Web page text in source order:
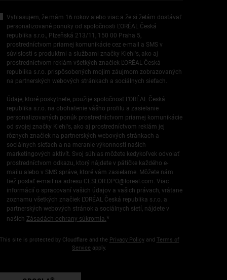
Vyhlasujem, že mám 16 rokov alebo viac a že si želám dostávať
personalizované ponuky od spoločnosti L’ORÉAL Česká
republika s.r.o., Plzeňská 213/11, 150 00 Praha 5,
prostredníctvom priamej komunikácie cez e-mail a SMS v
súvislosti s produktmi a službami značky Kiehl's, ako aj
prostredníctvom reklám všetkých značiek L’ORÉAL Česká
republika s.r.o. prispôsobených mojim záujmom zobrazovaných
na partnerských webových stránkach a sociálnych sieťach.
Údaje, ktoré poskytnete, použije spoločnosť L’ORÉAL Česká
republika s.r.o. na obohatenie vášho profilu a zasielanie
personalizovaných ponúk prostredníctvom priamej komunikácie
od svojej značky Kiehl's, ako aj prostredníctvom reklám jej
rôznych značiek na partnerských webových stránkach a
sociálnych sieťach a na meranie výkonnosti našich
marketingových aktivít. Svoj súhlas môžete kedykoľvek odvolať
prostredníctvom odkazu, ktorý nájdete v pätičke každého e-
mailu alebo v SMS správe, ktoré vám zasielame. Môžete nám
tiež poslať e-mail na adresu CESLOR.DPO@loreal.com . Viac
informácií o spracovaní vašich údajov a vašich právach, vrátane
zoznamu všetkých značiek L’ORÉAL Česká republika s.r.o. a
partnerských webových stránok a sociálnych sietí, nájdete v
našich Zásadách ochrany súkromia. *
site is protected by Cloudflare and the Privacy Policyand Terms of
Service apply.